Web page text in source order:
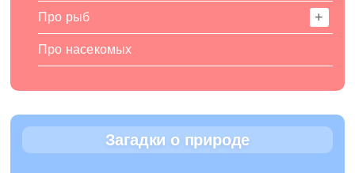
Про рыб
Про насекомых
Загадки о природе